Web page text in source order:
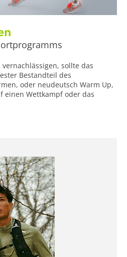
sollte das
Bestandteil des
oder neudeutsch Warm Up,
einen Wettkampf oder das